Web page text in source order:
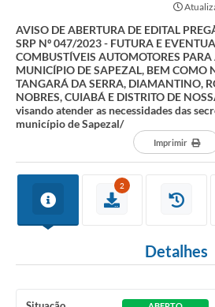
AVISO DE ABERTURA DE EDITAL
SRP Nº 047/2023 - FUTURA E
COMBUSTÍVEIS AUTOMOTORES
MUNICÍPIO DE SAPEZAL, BEM COMO
TANGARÁ DA SERRA, DIAMANTINO,
NOBRES, CUIABÁ E DISTRITO DE
visando atender as necessidades das
município de Sapezal/
Imprimir
2
Detalhes